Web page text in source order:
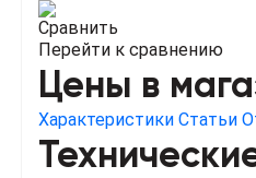
Сравнить
Перейти к сравнению
Цены в
Характеристики Статьи